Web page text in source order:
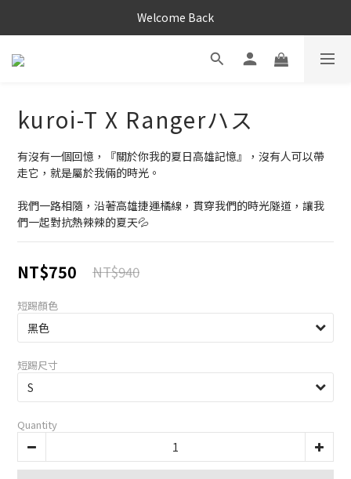
Welcome Back
kuroi-T X Rangerハス
有沒有一個回憶，『關於你我的夏日高雄記憶』，沒有人可以帶
走它，就是屬於我倆的時光。
我們一路相隨，沿著高雄捷運橘線，貫穿我們的時光隧道，讓我
們一起對抗熱辣辣的夏天💦
NT$750 NT$940
短踢顏色
短踢尺寸
Quantity